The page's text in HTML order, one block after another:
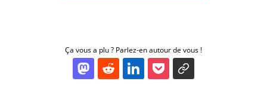
Ça vous a plu ? Parlez-en autour de vous !